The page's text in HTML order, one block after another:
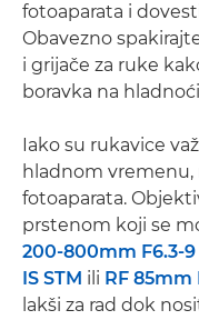
fotoaparata i
Obavezno
i grijače za ruke
boravka na
Iako su rukavice
hladnom
fotoaparata.
prstenom koji se
200-800mm F6.3-9
IS STM ili RF 85mm
lakši za rad dok